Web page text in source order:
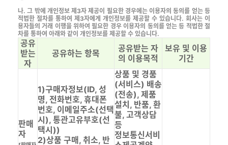
나. 그 밖에 개인정보 제3자 제공이 필요한 경우에는 이용자의 동의를 얻는 등
적법한 절차를 통하여 제3자에게 개인정보를 제공할 수 있습니다. 회사는 이
용자들의 거래 이행을 위하여 필요한 경우 이용자의 동의를 얻는 등 적법한 절
차를 통하여 아래와 같이 개인정보를 제공할 수 있습니다.
공유
받는
자
공유하는 항목
공유받는 자
의 이용목적
보유 및 이용
기간
판매
자
1)구매자정보(ID, 성
명, 전화번호, 휴대폰
번호, 이메일주소(선택
시), 통관고유부호(선
택시))
2)상품 구매, 취소, 반
상품 및 경품
(서비스) 배송
(전송), 제품
설치, 반품, 환
불, 고객상담
등
정보통신서비